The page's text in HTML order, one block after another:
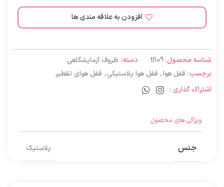
افزودن به علاقه مندی ها
شناسه محصول:tl109 دسته: ظروف آزمایشگاهی
برچسب: قفل هوا, قفل هوا پلاستیکی, قفل هوای تقطیر
اشتراک گذاری :
ویژگی های محصول
جنس پلاستیک